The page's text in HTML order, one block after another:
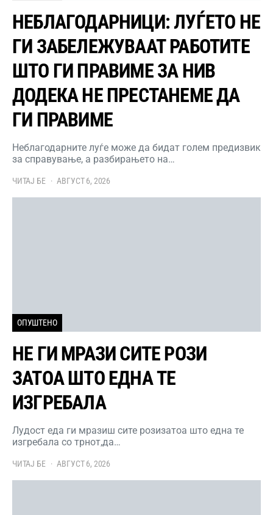
НЕБЛАГОДАРНИЦИ: ЛУЃЕТО НЕ
ГИ ЗАБЕЛЕЖУВААТ РАБОТИТЕ
ШТО ГИ ПРАВИМЕ ЗА НИВ
ДОДЕКА НЕ ПРЕСТАНЕМЕ ДА
ГИ ПРАВИМЕ
Неблагодарните луѓе може да бидат голем предизвик
за справување, а разбирањето на…
ЧИТАЈ БЕ АВГУСТ 6, 2026
ОПУШТЕНО
НЕ ГИ МРАЗИ СИТЕ РОЗИ
ЗАТОА ШТО ЕДНА ТЕ
ИЗГРЕБАЛА
Лудост еда ги мразиш сите розизатоа што една те
изгребала со трнот,да…
ЧИТАЈ БЕ АВГУСТ 6, 2026